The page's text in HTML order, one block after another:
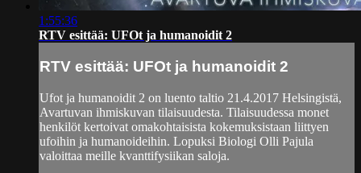
1:55:36
RTV esittää: UFOt ja humanoidit 2
RTV esittää: UFOt ja humanoidit 2
Ufot ja humanoidit 2 on luento taltio 21.4.2017 Helsingistä,
Avartuvan ihmiskuvan tilaisuudesta. Tilaisuudessa monet
henkilöt kertoivat omakohtaisista kokemuksistaan liittyen
ufoihin ja humanoideihin. Lopuksi Biologi Olli Pajula
valoittaa meille kvanttifysiikan saloja.